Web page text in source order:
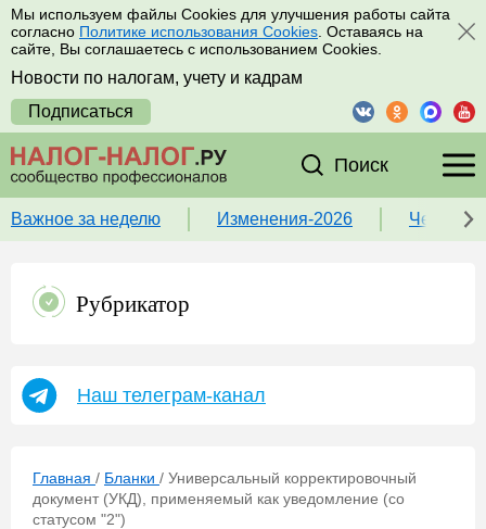
Мы используем файлы Cookies для улучшения работы сайта
согласно Политике использования Cookies . Оставаясь на
сайте, Вы соглашаетесь с использованием Cookies.
Новости по налогам, учету и кадрам
Подписаться
Поиск
Важное за неделю Изменения-2026 Чек-
Рубрикатор
Наш телеграм-канал
Главная / Бланки / Универсальный корректировочный
документ (УКД), применяемый как уведомление (со
статусом "2")